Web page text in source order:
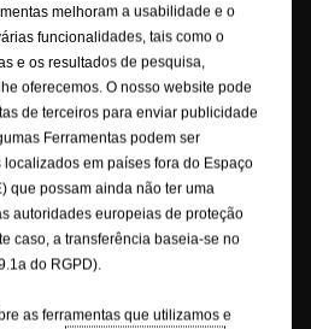
aplicação é operado pela Stellantis
Rua Vasco da Gama, 20 | 2685-244
website/aplicação está alojado na
serviços de IT Capgemini Technology
- 92287 Suresnes Cedex - França, num
Web Services.
as devidas providências para que o
e atualizado. A Opel não assume
danos materiais ou pessoais
do acesso a este site e/ou da
características podem referir-se ou
melhoram a usabilidade e o
funcionalidades, tais como o
e os resultados de pesquisa,
oferecemos. O nosso website pode
de terceiros para enviar publicidade
Ferramentas podem ser
em países fora do Espaço
que possam ainda não ter uma
autoridades europeias de proteção
caso, a transferência baseia-se no
do RGPD).
as ferramentas que utilizamos e